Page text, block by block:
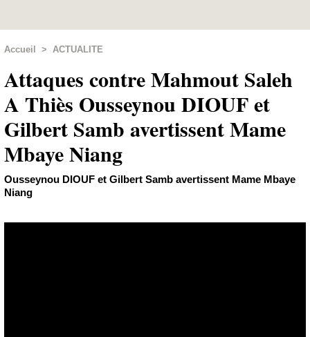
Accueil > ACTUALITE
Attaques contre Mahmout Saleh
A Thiès Ousseynou DIOUF et
Gilbert Samb avertissent Mame
Mbaye Niang
Ousseynou DIOUF et Gilbert Samb avertissent Mame Mbaye
Niang